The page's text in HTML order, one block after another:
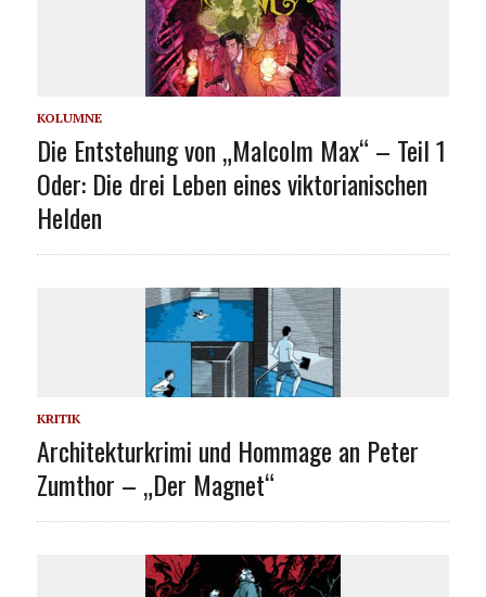
KOLUMNE
Die Entstehung von „Malcolm Max“ – Teil 1
Oder: Die drei Leben eines viktorianischen
Helden
KRITIK
Architekturkrimi und Hommage an Peter
Zumthor – „Der Magnet“